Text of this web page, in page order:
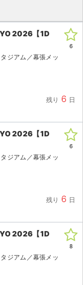
2026【1D
ジアム／幕張メッ
残り 6 日
6
2026【1D
ジアム／幕張メッ
残り 6 日
6
2026【1D
ジアム／幕張メッ
8